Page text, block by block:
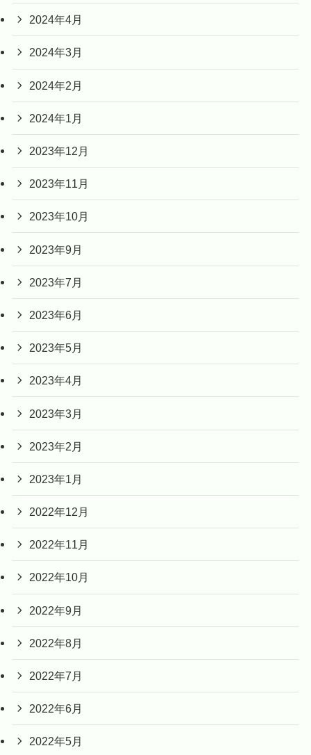
2024年4月
2024年3月
2024年2月
2024年1月
2023年12月
2023年11月
2023年10月
2023年9月
2023年7月
2023年6月
2023年5月
2023年4月
2023年3月
2023年2月
2023年1月
2022年12月
2022年11月
2022年10月
2022年9月
2022年8月
2022年7月
2022年6月
2022年5月